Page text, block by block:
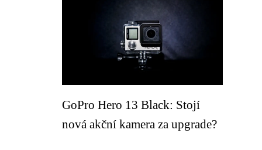
GoPro Hero 13 Black: Stojí
nová akční kamera za upgrade?